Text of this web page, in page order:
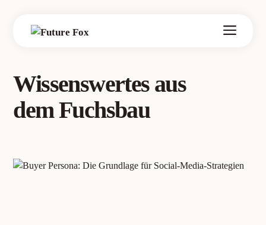
springen
Wissenswertes aus
dem Fuchsbau